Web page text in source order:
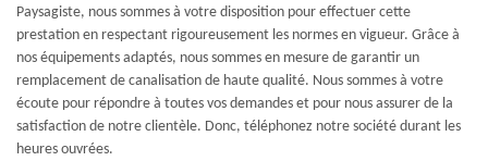
Paysagiste, nous sommes à votre disposition pour effectuer cette
prestation en respectant rigoureusement les normes en vigueur. Grâce à
nos équipements adaptés, nous sommes en mesure de garantir un
remplacement de canalisation de haute qualité. Nous sommes à votre
écoute pour répondre à toutes vos demandes et pour nous assurer de la
satisfaction de notre clientèle. Donc, téléphonez notre société durant les
heures ouvrées.